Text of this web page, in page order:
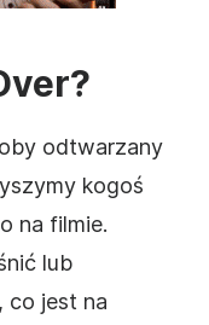
odtwarzany
kogoś
na filmie.
lub
co jest na